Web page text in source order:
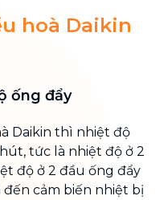
hoà Daikin
ống đẩy
Daikin thì nhiệt độ
tức là nhiệt độ ở 2
độ ở 2 đầu ống đẩy
cảm biến nhiệt bị